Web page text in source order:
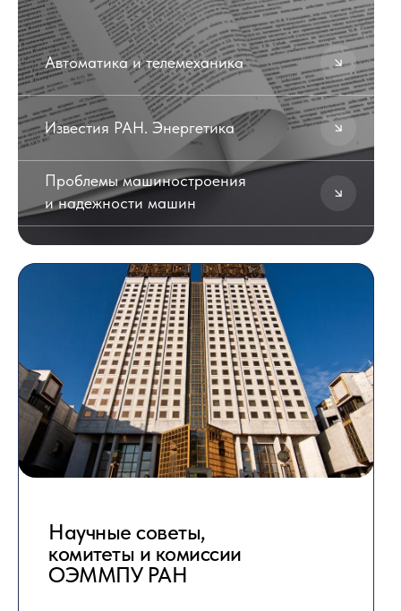
Научные советы,
комитеты и комиссии
ОЭММПУ РАН
Автоматика и телемеханика
Известия РАН. Энергетика
Проблемы машиностроения
и надежности машин